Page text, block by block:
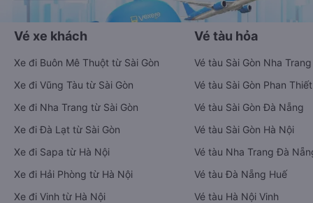
Vé xe khách
Xe đi Buôn Mê Thuột từ Sài Gòn
Xe đi Vũng Tàu từ Sài Gòn
Xe đi Nha Trang từ Sài Gòn
Xe đi Đà Lạt từ Sài Gòn
Xe đi Sapa từ Hà Nội
Xe đi Hải Phòng từ Hà Nội
Xe đi Vinh từ Hà Nội
Vé tàu hỏa
Vé tàu Sài Gòn Nha Trang
Vé tàu Sài Gòn Phan Thiết
Vé tàu Sài Gòn Đà Nẵng
Vé tàu Sài Gòn Hà Nội
Vé tàu Nha Trang Đà
Vé tàu Đà Nẵng Huế
Vé tàu Hà Nội Vinh